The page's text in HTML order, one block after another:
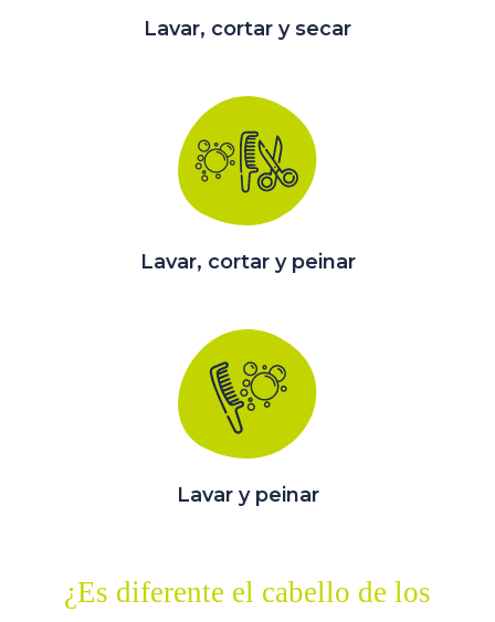
Lavar, cortar y secar
Lavar, cortar y peinar
Lavar y peinar
¿Es diferente el cabello de los